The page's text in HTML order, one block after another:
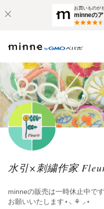
お買いものが
minneのア
水引×刺繍作家
minneの販売は一時休止中で
お願いいたします⋆⸜ ⚘ ⸝⋆